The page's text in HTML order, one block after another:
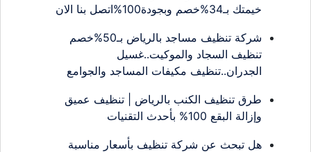
خيمتك بـ34%خصم وبجودة100%اتصل بنا الان
شركة تنظيف مساجد بالرياض بـ50%خصم
تنظيف السجاد والموكيت..غسيل
الجدران..تنظيف مكيفات المساجد والجوامع
طرق تنظيف الكنب بالرياض | تنظيف عميق
وإزالة البقع 100% بأحدث التقنيات
هل تبحث عن شركة تنظيف بأسعار مناسبة